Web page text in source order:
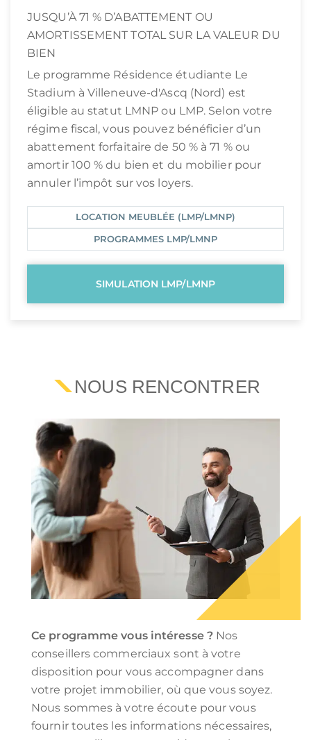
JUSQU’À 71 % D’ABATTEMENT OU
AMORTISSEMENT TOTAL SUR LA VALEUR DU
BIEN
Le programme Résidence étudiante Le
Stadium à Villeneuve-d'Ascq (Nord) est
éligible au statut LMNP ou LMP. Selon votre
régime fiscal, vous pouvez bénéficier d’un
abattement forfaitaire de 50 % à 71 % ou
amortir 100 % du bien et du mobilier pour
annuler l’impôt sur vos loyers.
LOCATION MEUBLÉE (LMP/LMNP)
PROGRAMMES LMP/LMNP
SIMULATION LMP/LMNP
NOUS RENCONTRER
Ce programme vous intéresse ?Nos
conseillers commerciaux sont à votre
disposition pour vous accompagner dans
votre projet immobilier, où que vous soyez.
Nous sommes à votre écoute pour vous
fournir toutes les informations nécessaires,